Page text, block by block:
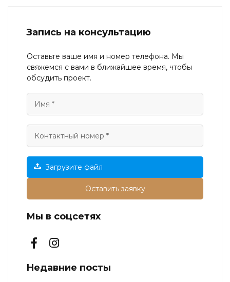
Запись на консультацию
Оставьте ваше имя и номер телефона. Мы
свяжемся с вами в ближайшее время, чтобы
обсудить проект.
Загрузите файл
Оставить заявку
Мы в соцсетях
Недавние посты